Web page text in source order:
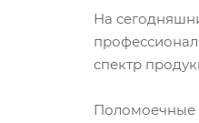
На
спектр
Поломоечные